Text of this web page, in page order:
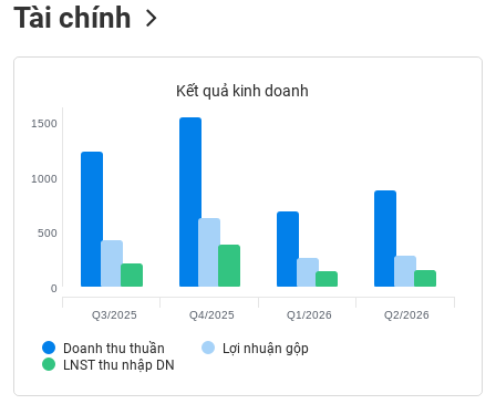
Tài chính
Kết quả kinh doanh
Doanh thu thuần
Lợi nhuận gộp
LNST thu nhập DN
0
500
1000
1500
Q3/2025 Q4/2025 Q1/2026 Q2/2026
Tất cả Cổ phiếu
tức
của
tác